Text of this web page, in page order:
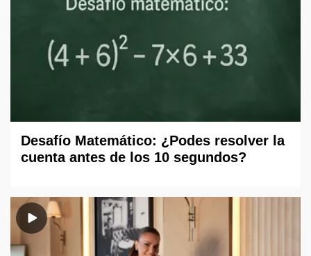
Desafío Matemático: ¿Podes resolver la
cuenta antes de los 10 segundos?